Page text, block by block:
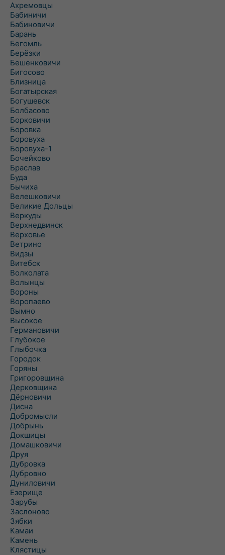
Ахремовцы
Бабиничи
Бабиновичи
Барань
Бегомль
Берёзки
Бешенковичи
Бигосово
Близница
Богатырская
Богушевск
Болбасово
Борковичи
Боровка
Боровуха
Боровуха-1
Бочейково
Браслав
Буда
Бычиха
Велешковичи
Великие Дольцы
Веркуды
Верхнедвинск
Верховье
Ветрино
Видзы
Витебск
Волколата
Волынцы
Вороны
Воропаево
Вымно
Высокое
Германовичи
Глубокое
Глыбочка
Городок
Горяны
Григоровщина
Дерковщина
Дёрновичи
Дисна
Добромысли
Добрынь
Докшицы
Домашковичи
Друя
Дубровка
Дубровно
Дуниловичи
Езерище
Зарубы
Заслоново
Зябки
Камаи
Камень
Клястицы